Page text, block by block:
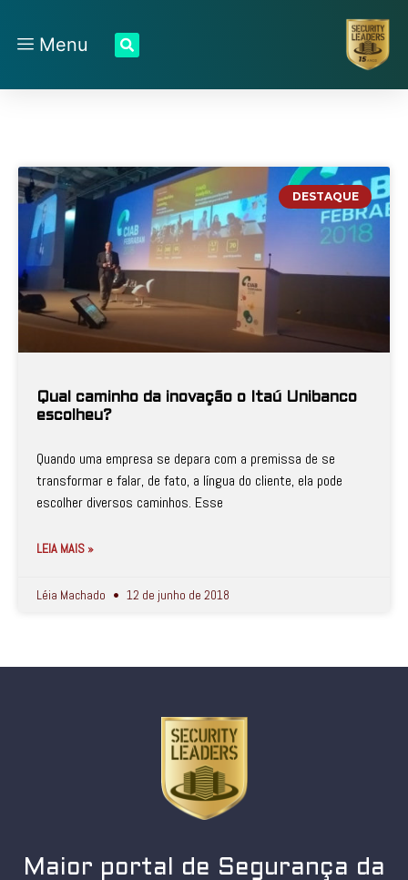
Menu
DESTAQUE
Qual caminho da inovação o Itaú Unibanco
escolheu?
Quando uma empresa se depara com a premissa de se
transformar e falar, de fato, a língua do cliente, ela pode
escolher diversos caminhos. Esse
LEIA MAIS »
Léia Machado 12 de junho de 2018
Maior portal de Segurança da